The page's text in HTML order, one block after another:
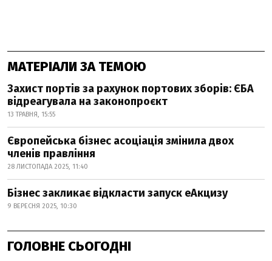
МАТЕРІАЛИ ЗА ТЕМОЮ
Захист портів за рахунок портових зборів: ЄБА
відреагувала на законопроєкт
13 ТРАВНЯ, 15:55
Європейська бізнес асоціація змінила двох
членів правління
28 ЛИСТОПАДА 2025, 11:40
Бізнес закликає відкласти запуск еАкцизу
9 ВЕРЕСНЯ 2025, 10:30
ГОЛОВНЕ СЬОГОДНІ